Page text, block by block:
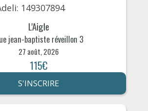
149307894
L'Aigle
jean-baptiste réveillon 3
27 août, 2026
115€
S'INSCRIRE